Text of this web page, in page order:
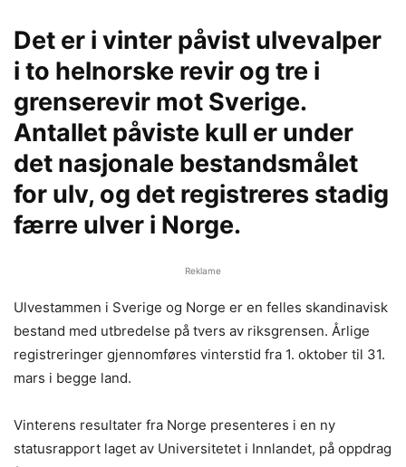
Det er i vinter påvist ulvevalper
i to helnorske revir og tre i
grenserevir mot Sverige.
Antallet påviste kull er under
det nasjonale bestandsmålet
for ulv, og det registreres stadig
færre ulver i Norge.
Reklame
Ulvestammen i Sverige og Norge er en felles skandinavisk
bestand med utbredelse på tvers av riksgrensen. Årlige
registreringer gjennomføres vinterstid fra 1. oktober til 31.
mars i begge land.
Vinterens resultater fra Norge presenteres i en ny
statusrapport laget av Universitetet i Innlandet, på oppdrag